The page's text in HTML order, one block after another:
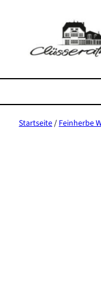
Startseite/Feinherbe